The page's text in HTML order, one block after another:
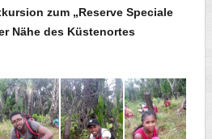
zum „Reserve Speciale
Nähe des Küstenortes